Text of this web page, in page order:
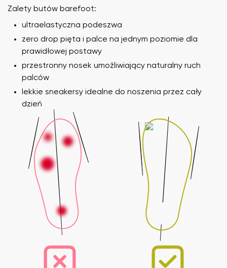
Zmień region
Zalety butów barefoot:
ultraelastyczna podeszwa
zero drop pięta i palce na jednym poziomie dla
prawidłowej postawy
przestronny nosek umożliwiający naturalny ruch
palców
lekkie sneakersy idealne do noszenia przez cały
dzień
Imię i nazwisko
Twój adres e-mail
Wariant
Numer zamówienia